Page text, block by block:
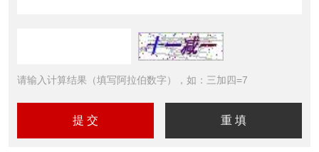
请输入计算结果（填写阿拉伯数字），如：三加四=7